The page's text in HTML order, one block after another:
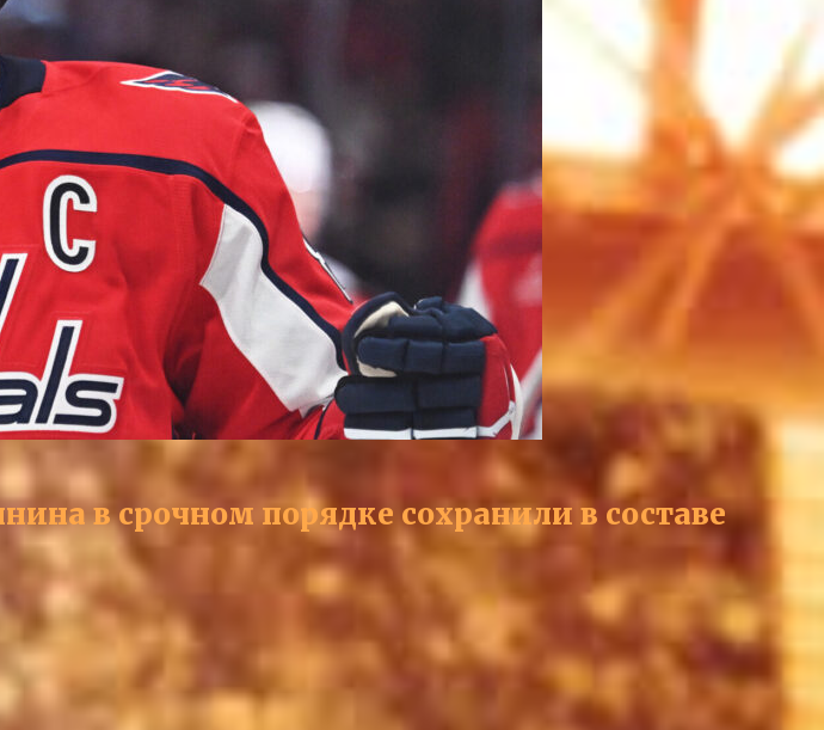
в срочном порядке сохранили в составе